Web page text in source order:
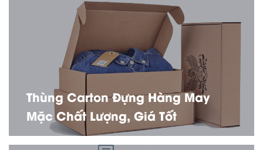
Thùng Carton Đựng Hàng May
Mặc Chất Lượng, Giá Tốt